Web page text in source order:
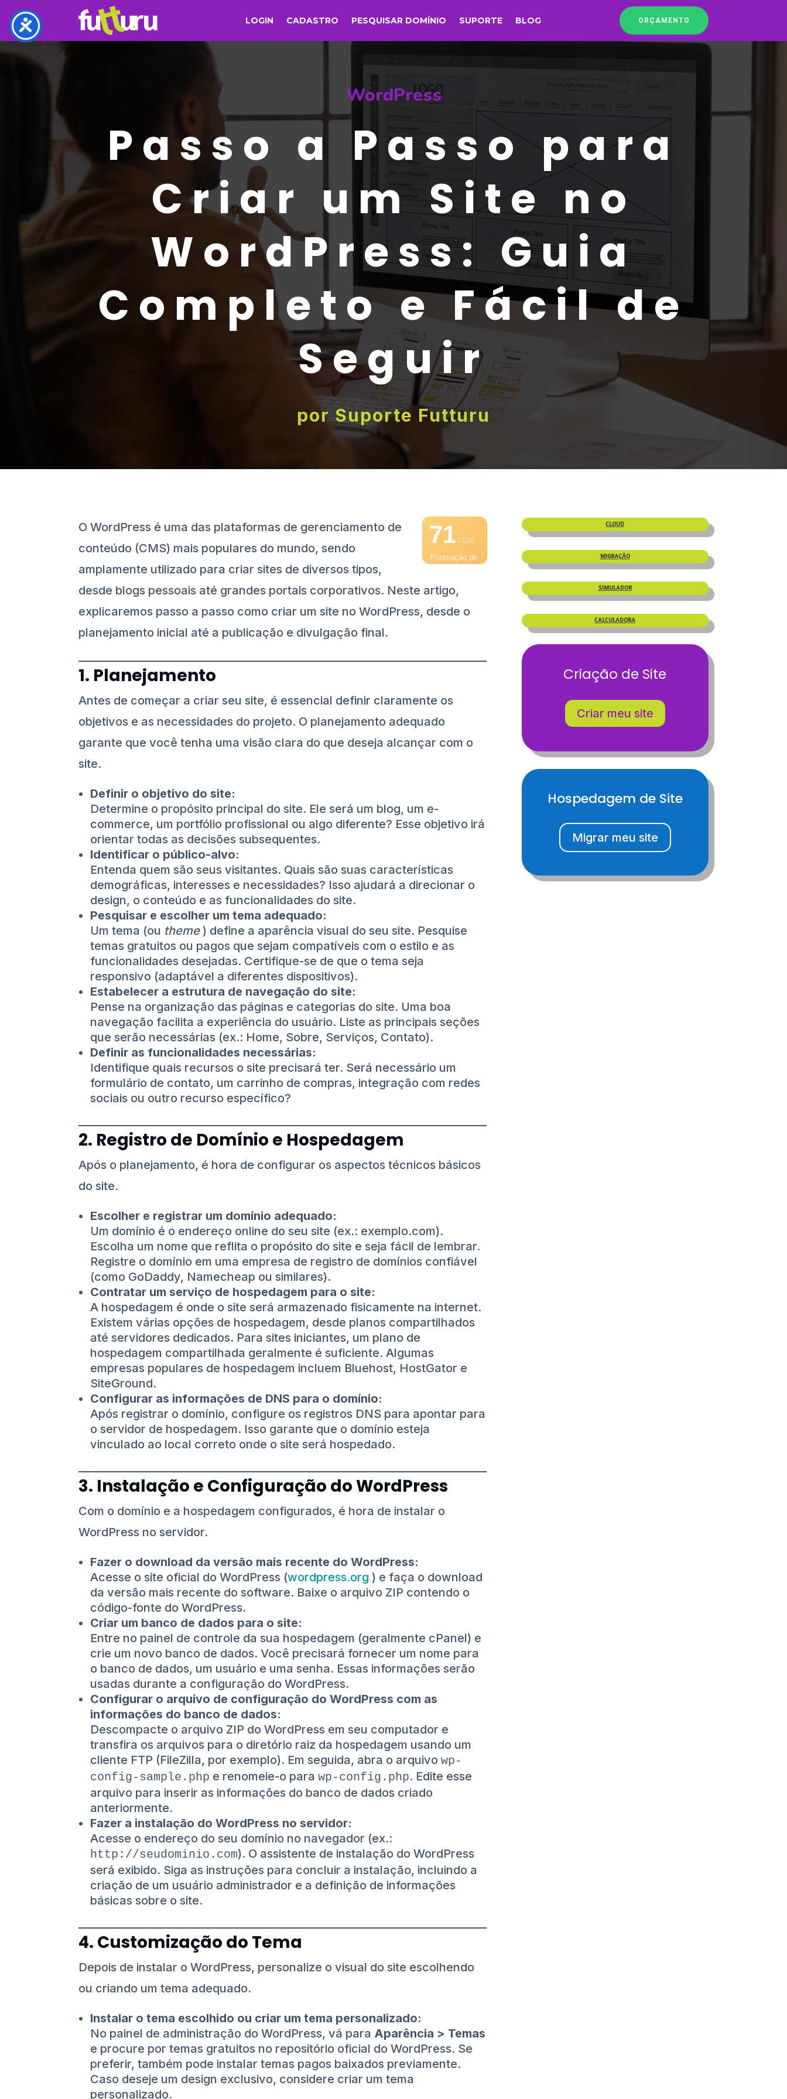
LOGIN CADASTRO PESQUISAR DOMÍNIO SUPORTE BLOG ORÇAMENTO
WordPress
Passo a Passo para
Criar um Site no
WordPress: Guia
Completo e Fácil de
Seguir
por Suporte Futturu
71/ 100
Pontuação de
O WordPress é uma das plataformas de gerenciamento de
conteúdo (CMS) mais populares do mundo, sendo
amplamente utilizado para criar sites de diversos tipos,
desde blogs pessoais até grandes portais corporativos. Neste artigo,
explicaremos passo a passo como criar um site no WordPress, desde o
planejamento inicial até a publicação e divulgação final.
1. Planejamento
Antes de começar a criar seu site, é essencial definir claramente os
objetivos e as necessidades do projeto. O planejamento adequado
garante que você tenha uma visão clara do que deseja alcançar com o
site.
Definir o objetivo do site:
Determine o propósito principal do site. Ele será um blog, um e-
commerce, um portfólio profissional ou algo diferente? Esse objetivo irá
orientar todas as decisões subsequentes.
Identificar o público-alvo:
Entenda quem são seus visitantes. Quais são suas características
demográficas, interesses e necessidades? Isso ajudará a direcionar o
design, o conteúdo e as funcionalidades do site.
Pesquisar e escolher um tema adequado:
Um tema (ou theme) define a aparência visual do seu site. Pesquise
temas gratuitos ou pagos que sejam compatíveis com o estilo e as
funcionalidades desejadas. Certifique-se de que o tema seja
responsivo (adaptável a diferentes dispositivos).
Estabelecer a estrutura de navegação do site:
Pense na organização das páginas e categorias do site. Uma boa
navegação facilita a experiência do usuário. Liste as principais seções
que serão necessárias (ex.: Home, Sobre, Serviços, Contato).
Definir as funcionalidades necessárias:
Identifique quais recursos o site precisará ter. Será necessário um
formulário de contato, um carrinho de compras, integração com redes
sociais ou outro recurso específico?
2. Registro de Domínio e Hospedagem
Após o planejamento, é hora de configurar os aspectos técnicos básicos
do site.
Escolher e registrar um domínio adequado:
Um domínio é o endereço online do seu site (ex.: exemplo.com).
Escolha um nome que reflita o propósito do site e seja fácil de lembrar.
Registre o domínio em uma empresa de registro de domínios confiável
(como GoDaddy, Namecheap ou similares).
Contratar um serviço de hospedagem para o site:
A hospedagem é onde o site será armazenado fisicamente na internet.
Existem várias opções de hospedagem, desde planos compartilhados
até servidores dedicados. Para sites iniciantes, um plano de
hospedagem compartilhada geralmente é suficiente. Algumas
empresas populares de hospedagem incluem Bluehost, HostGator e
SiteGround.
Configurar as informações de DNS para o domínio:
Após registrar o domínio, configure os registros DNS para apontar para
o servidor de hospedagem. Isso garante que o domínio esteja
vinculado ao local correto onde o site será hospedado.
3. Instalação e Configuração do WordPress
Com o domínio e a hospedagem configurados, é hora de instalar o
WordPress no servidor.
Fazer o download da versão mais recente do WordPress:
Acesse o site oficial do WordPress (wordpress.org) e faça o download
da versão mais recente do software. Baixe o arquivo ZIP contendo o
código-fonte do WordPress.
Criar um banco de dados para o site:
Entre no painel de controle da sua hospedagem (geralmente cPanel) e
crie um novo banco de dados. Você precisará fornecer um nome para
o banco de dados, um usuário e uma senha. Essas informações serão
usadas durante a configuração do WordPress.
Configurar o arquivo de configuração do WordPress com as
informações do banco de dados:
Descompacte o arquivo ZIP do WordPress em seu computador e
transfira os arquivos para o diretório raiz da hospedagem usando um
cliente FTP (FileZilla, por exemplo). Em seguida, abra o arquivowp-
config-sample.php e renomeie-o parawp-config.php. Edite esse
arquivo para inserir as informações do banco de dados criado
anteriormente.
Fazer a instalação do WordPress no servidor:
Acesse o endereço do seu domínio no navegador (ex.:
http://seudominio.com). O assistente de instalação do WordPress
será exibido. Siga as instruções para concluir a instalação, incluindo a
criação de um usuário administrador e a definição de informações
básicas sobre o site.
4. Customização do Tema
Depois de instalar o WordPress, personalize o visual do site escolhendo
ou criando um tema adequado.
Instalar o tema escolhido ou criar um tema personalizado:
No painel de administração do WordPress, vá para Aparência > Temas
e procure por temas gratuitos no repositório oficial do WordPress. Se
preferir, também pode instalar temas pagos baixados previamente.
Caso deseje um design exclusivo, considere criar um tema
personalizado.
CLOUD
MIGRAÇÃO
SIMULADOR
CALCULADORA
Criação de Site
Criar meu site
Hospedagem de Site
Migrar meu site